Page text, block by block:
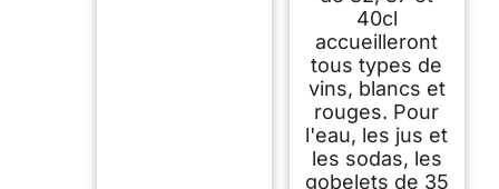
40cl
accueilleront
tous types de
vins, blancs et
rouges. Pour
l'eau, les jus et
les sodas, les
gobelets de 35